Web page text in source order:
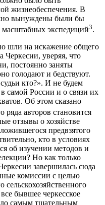
жизнеобеспечения. В
вынуждены были бы
экспедиций3.
шли на искажение общего
Черкесии, уверяя, что
постоянно заняты
голодают и бедствуют.
кто?». И не будем
самой России и о связи их
Об этом сказано
ряда авторов становится
отзывы о хозяйстве
предвзятого
кто в условиях
об изучении методов и
Но как только
завершилась сюда
комиссии с целью
сельскохозяйственного
бывшее черкесское
самым тщательным